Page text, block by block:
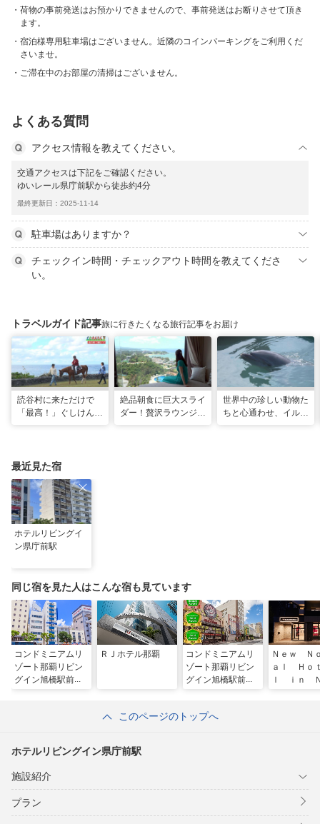
荷物の事前発送はお預かりできませんので、事前発送はお断りさせて頂き
ます。
宿泊様専用駐車場はございません。近隣のコインパーキングをご利用くだ
さいませ。
ご滞在中のお部屋の清掃はございません。
よくある質問
アクセス情報を教えてください。
交通アクセスは下記をご確認ください。
ゆいレール県庁前駅から徒歩約4分
最終更新日：2025-11-14
駐車場はありますか？
チェックイン時間・チェックアウト時間を教えてくださ
い。
トラベルガイド記事旅に行きたくなる旅行記事をお届け
読谷村に来ただけで
「最高！」ぐしけんさ
てきた
絶品朝食に巨大スライ
ダー！贅沢ラウンジと
世界中の珍しい動物た
ちと心通わせ、イルカ
最近見た宿
ホテルリビングイ
ン県庁前駅
同じ宿を見た人はこんな宿も見ています
コンドミニアムリ
ゾート那覇リビン
グイン旭橋駅前ア
ＲＪホテル那覇
コンドミニアムリ
ゾート那覇リビン
グイン旭橋駅前プ
Ｎｅｗ Ｎ
ａｌ Ｈｏ
ｌ ｉｎ
このページのトップへ
ホテルリビングイン県庁前駅
施設紹介
プラン